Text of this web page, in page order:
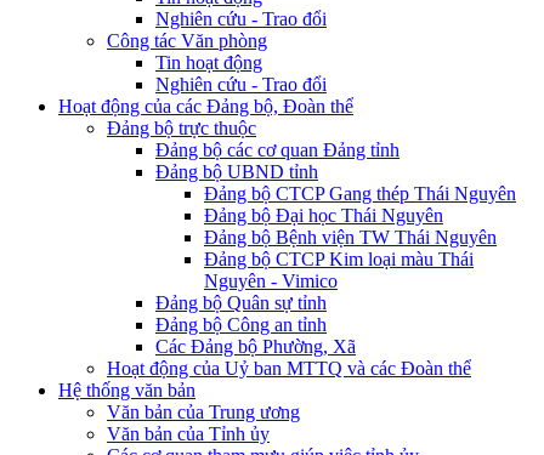
Nghiên cứu - Trao đổi
Công tác Văn phòng
Tin hoạt động
Nghiên cứu - Trao đổi
Hoạt động của các Đảng bộ, Đoàn thể
Đảng bộ trực thuộc
Đảng bộ các cơ quan Đảng tỉnh
Đảng bộ UBND tỉnh
Đảng bộ CTCP Gang thép Thái Nguyên
Đảng bộ Đại học Thái Nguyên
Đảng bộ Bệnh viện TW Thái Nguyên
Đảng bộ CTCP Kim loại màu Thái
Nguyên - Vimico
Đảng bộ Quân sự tỉnh
Đảng bộ Công an tỉnh
Các Đảng bộ Phường, Xã
Hoạt động của Uỷ ban MTTQ và các Đoàn thể
Hệ thống văn bản
Văn bản của Trung ương
Văn bản của Tỉnh ủy